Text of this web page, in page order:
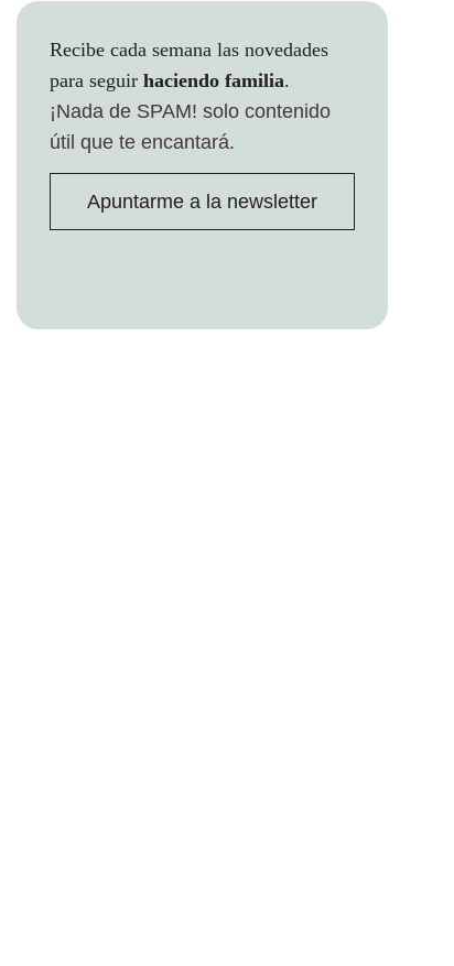
Recibe cada semana las novedades
para seguir haciendo familia.
¡Nada de SPAM! solo contenido
útil que te encantará.
Apuntarme a la newsletter